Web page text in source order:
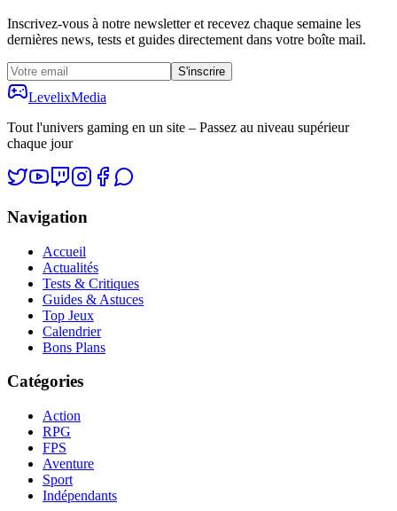
Inscrivez-vous à notre newsletter et recevez chaque semaine les
dernières news, tests et guides directement dans votre boîte mail.
S'inscrire
LevelixMedia
Tout l'univers gaming en un site – Passez au niveau supérieur
chaque jour
Navigation
Accueil
Actualités
Tests & Critiques
Guides & Astuces
Top Jeux
Calendrier
Bons Plans
Catégories
Action
RPG
FPS
Aventure
Sport
Indépendants